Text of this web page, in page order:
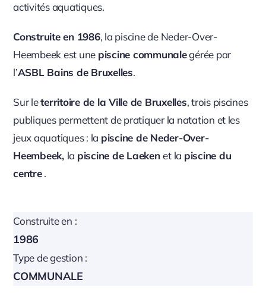
activités aquatiques.
Construite en 1986, la piscine de Neder-Over-
Heembeek est une piscine communalegérée par
l’ASBL Bains de Bruxelles.
Sur leterritoire de la Ville de Bruxelles, trois piscines
publiques permettent de pratiquer la natation et les
jeux aquatiques : la piscine de Neder-Over-
Heembeek, la piscine de Laekenet la piscine du
centre.
Construite en :
1986
Type de gestion :
COMMUNALE